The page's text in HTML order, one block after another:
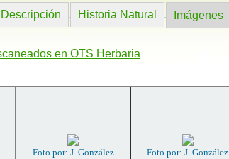
Descripción Historia Natural Imágenes
en OTS Herbaria
Foto por: J. González
Foto por: J. González